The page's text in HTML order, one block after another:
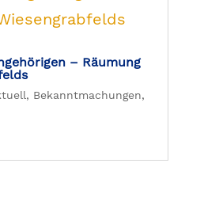
– Räumung
, Bekanntmachungen,